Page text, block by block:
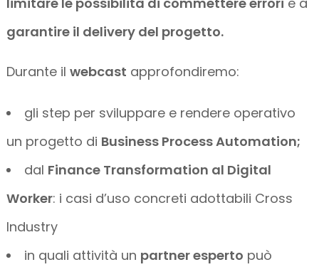
garantire il delivery del progetto.
Durante ilwebcast approfondiremo:
gli step per sviluppare e rendere operativo
un progetto di Business Process Automation;
dal Finance Transformation al Digital
Worker: i casi d’uso concreti adottabili Cross
Industry
in quali attività un partner esperto può